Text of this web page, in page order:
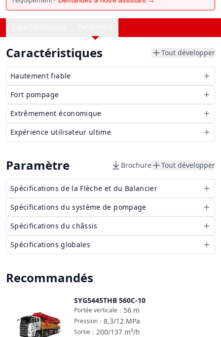
Caractéristiques Tout développer
Hautement fiable
Fort pompage
Extrêmement économique
Expérience utilisateur ultime
Paramètre Brochure Tout développer
Spécifications de la Flèche et du Balancier
Spécifications du système de pompage
Spécifications du châssis
Spécifications globales
Recommandés
SYG5445THB 560C-10
56 m
Portée verticale ：
8,3/12 MPa
Pression ：
200/137 m³/h
Sortie ：